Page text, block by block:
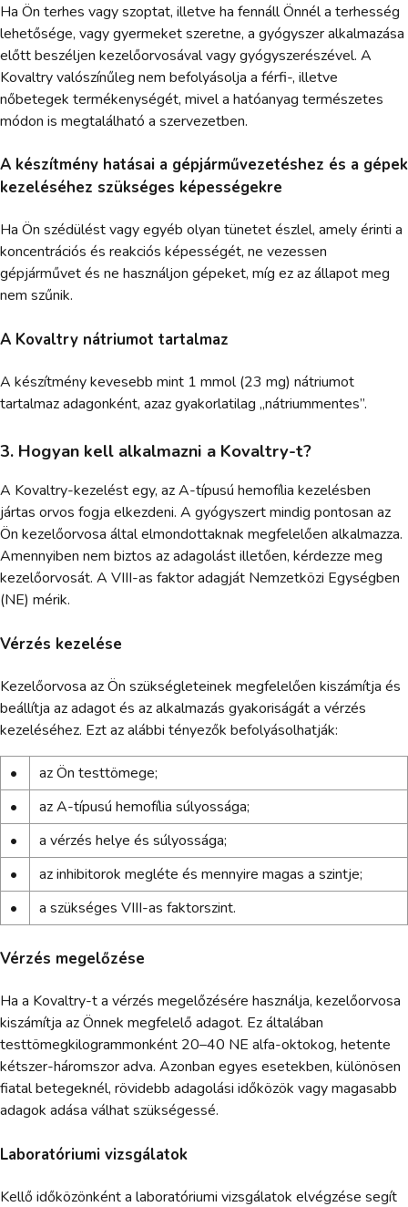
Ha Ön terhes vagy szoptat, illetve ha fennáll Önnél a terhesség
lehetősége, vagy gyermeket szeretne, a gyógyszer alkalmazása
előtt beszéljen kezelőorvosával vagy gyógyszerészével. A
Kovaltry valószínűleg nem befolyásolja a férfi-, illetve
nőbetegek termékenységét, mivel a hatóanyag természetes
módon is megtalálható a szervezetben.
A készítmény hatásai a gépjárművezetéshez és a gépek
kezeléséhez szükséges képességekre
Ha Ön szédülést vagy egyéb olyan tünetet észlel, amely érinti a
koncentrációs és reakciós képességét, ne vezessen
gépjárművet és ne használjon gépeket, míg ez az állapot meg
nem szűnik.
A Kovaltry nátriumot tartalmaz
A készítmény kevesebb mint 1 mmol (23 mg) nátriumot
tartalmaz adagonként, azaz gyakorlatilag „nátriummentes”.
3. Hogyan kell alkalmazni a Kovaltry-t?
A Kovaltry-kezelést egy, az A-típusú hemofília kezelésben
jártas orvos fogja elkezdeni. A gyógyszert mindig pontosan az
Ön kezelőorvosa által elmondottaknak megfelelően alkalmazza.
Amennyiben nem biztos az adagolást illetően, kérdezze meg
kezelőorvosát. A VIII-as faktor adagját Nemzetközi Egységben
(NE) mérik.
Vérzés kezelése
Kezelőorvosa az Ön szükségleteinek megfelelően kiszámítja és
beállítja az adagot és az alkalmazás gyakoriságát a vérzés
kezeléséhez. Ezt az alábbi tényezők befolyásolhatják:
•
az Ön testtömege;
•
az A-típusú hemofília súlyossága;
•
a vérzés helye és súlyossága;
•
az inhibitorok megléte és mennyire magas a szintje;
•
a szükséges VIII-as faktorszint.
Vérzés megelőzése
Ha a Kovaltry-t a vérzés megelőzésére használja, kezelőorvosa
kiszámítja az Önnek megfelelő adagot. Ez általában
testtömegkilogrammonként 20–40 NE alfa-oktokog, hetente
kétszer-háromszor adva. Azonban egyes esetekben, különösen
fiatal betegeknél, rövidebb adagolási időközök vagy magasabb
adagok adása válhat szükségessé.
Laboratóriumi vizsgálatok
Kellő időközönként a laboratóriumi vizsgálatok elvégzése segít